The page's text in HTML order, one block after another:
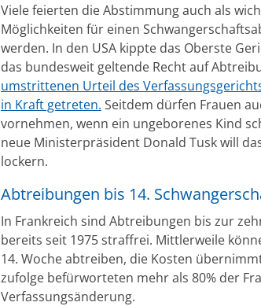
Viele feierten die Abstimmung auch als
Möglichkeiten für einen
werden. In den USA kippte das Oberste
das bundesweit geltende Recht auf
umstrittenen Urteil des
in Kraft getreten. Seitdem dürfen Frauen
vornehmen, wenn ein ungeborenes Kind
neue Ministerpräsident Donald Tusk will
lockern.
Abtreibungen bis 14.
In Frankreich sind Abtreibungen bis zur
bereits seit 1975 straffrei. Mittlerweile
14. Woche abtreiben, die Kosten
zufolge befürworteten mehr als 80% der
Verfassungsänderung.